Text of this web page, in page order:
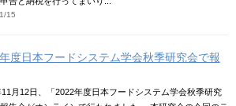
15
度日本フードシステム学会秋季研究会で報
月12日、「2022年度日本フードシステム学会秋季研究